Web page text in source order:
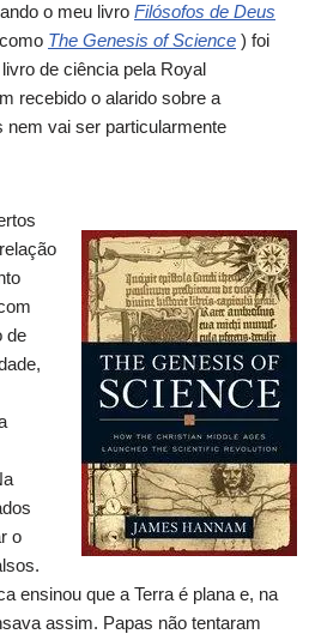
o meu livro Filósofos de Deus
The Genesis of Science ) foi
de ciência pela Royal
recebido o alarido sobre a
nem vai ser particularmente
de
o
ensinou que a Terra é plana e, na
assim. Papas não tentaram